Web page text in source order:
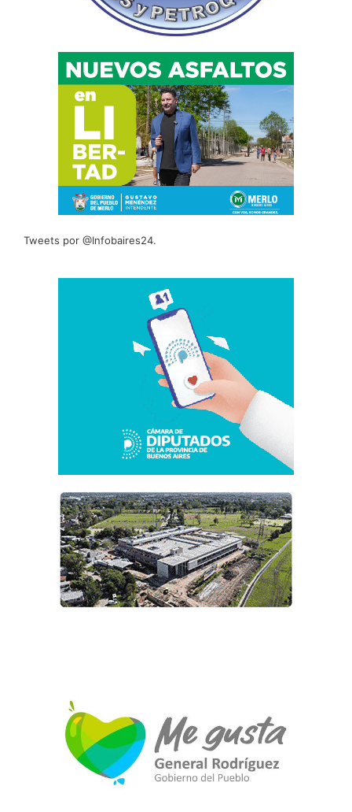
Tweets por @Infobaires24.